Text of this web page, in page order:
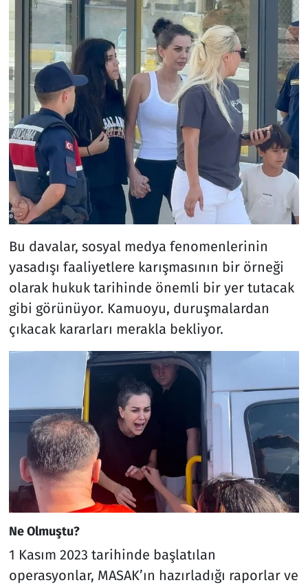
Bu davalar, sosyal medya fenomenlerinin
yasadışı faaliyetlere karışmasının bir örneği
olarak hukuk tarihinde önemli bir yer tutacak
gibi görünüyor. Kamuoyu, duruşmalardan
çıkacak kararları merakla bekliyor.
Ne Olmuştu?
1 Kasım 2023 tarihinde başlatılan
operasyonlar, MASAK’ın hazırladığı raporlar ve